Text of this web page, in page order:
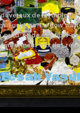
de Mythologie,
Fuck1rsa. Le flow
prod et de ses flots
eux des
Eesah